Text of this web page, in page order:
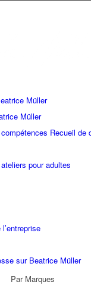
Müller
Müller
compétences Recueil de
pour adultes
sur Beatrice Müller
Par Marques